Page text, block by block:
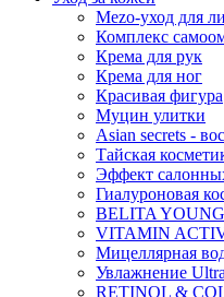
Mezo-уход для
Комплекс
Крема для рук
Крема для ног
Красивая фигура
Муцин улитки
Asian seсrets -
Тайская
Эффект
Гиалуроновая
BELITA
VITAMIN
Мицеллярная
Увлажнение
RETINOL &